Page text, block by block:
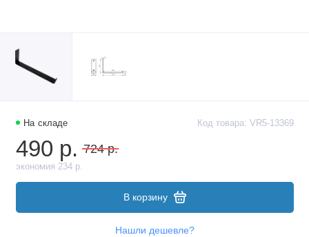
На складе Код товара: VR5-13369
490 р. 724 р.
экономия 234 р.
В корзину
Нашли дешевле?